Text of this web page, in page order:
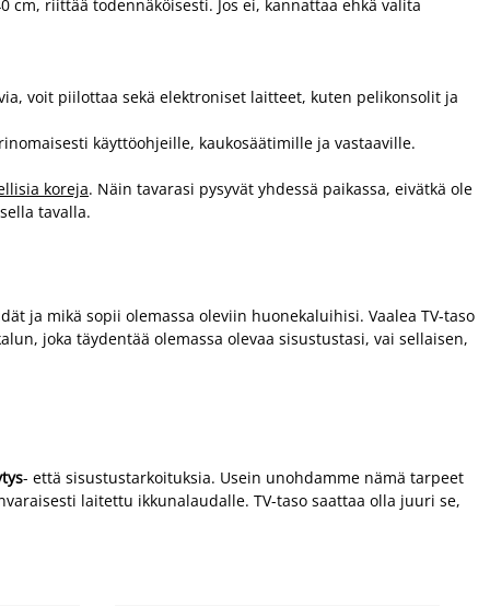
cm, riittää todennäköisesti. Jos ei, kannattaa ehkä valita
voit piilottaa sekä elektroniset laitteet, kuten pelikonsolit ja
käyttöohjeille, kaukosäätimille ja vastaaville.
koreja. Näin tavarasi pysyvät yhdessä paikassa, eivätkä ole
tavalla.
ja mikä sopii olemassa oleviin huonekaluihisi. Vaalea TV-taso
joka täydentää olemassa olevaa sisustustasi, vai sellaisen,
- että sisustustarkoituksia. Usein unohdamme nämä tarpeet
laitettu ikkunalaudalle. TV-taso saattaa olla juuri se,